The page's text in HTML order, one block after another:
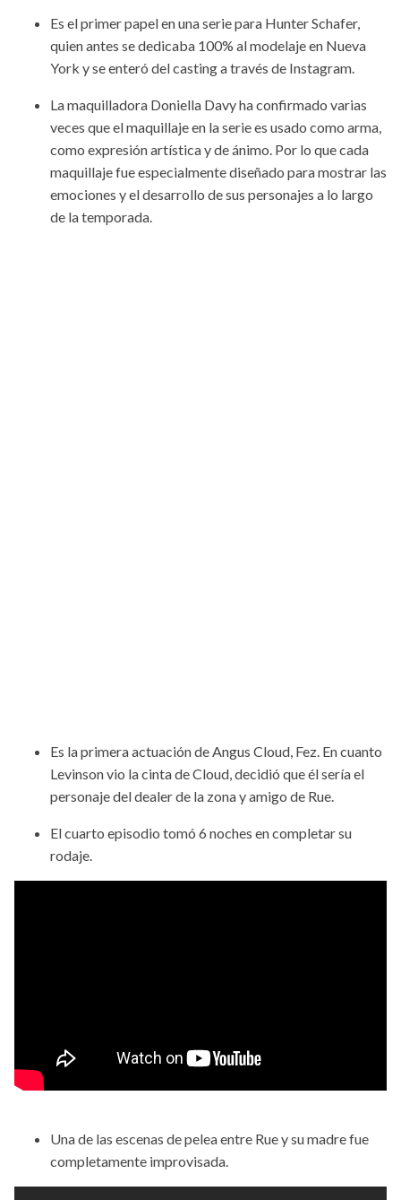
Es el primer papel en una serie para Hunter Schafer,
quien antes se dedicaba 100% al modelaje en Nueva
York y se enteró del casting a través de Instagram.
La maquilladora Doniella Davy ha confirmado varias
veces que el maquillaje en la serie es usado como arma,
como expresión artística y de ánimo. Por lo que cada
maquillaje fue especialmente diseñado para mostrar las
emociones y el desarrollo de sus personajes a lo largo
de la temporada.
Es la primera actuación de Angus Cloud, Fez. En cuanto
Levinson vio la cinta de Cloud, decidió que él sería el
personaje del dealer de la zona y amigo de Rue.
El cuarto episodio tomó 6 noches en completar su
rodaje.
Una de las escenas de pelea entre Rue y su madre fue
completamente improvisada.